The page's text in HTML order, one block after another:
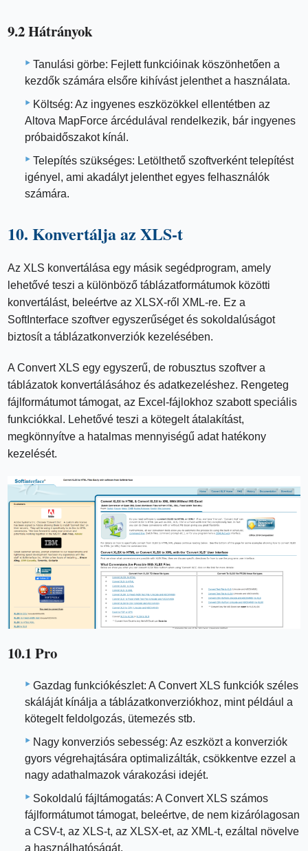
9.2 Hátrányok
Tanulási görbe: Fejlett funkcióinak köszönhetően a
kezdők számára elsőre kihívást jelenthet a használata.
Költség: Az ingyenes eszközökkel ellentétben az
Altova MapForce árcédulával rendelkezik, bár ingyenes
próbaidőszakot kínál.
Telepítés szükséges: Letölthető szoftverként telepítést
igényel, ami akadályt jelenthet egyes felhasználók
számára.
10. Konvertálja az XLS-t
Az XLS konvertálása egy másik segédprogram, amely
lehetővé teszi a különböző táblázatformátumok közötti
konvertálást, beleértve az XLSX-ről XML-re. Ez a
SoftInterface szoftver egyszerűséget és sokoldalúságot
biztosít a táblázatkonverziók kezelésében.
A Convert XLS egy egyszerű, de robusztus szoftver a
táblázatok konvertálásához és adatkezeléshez. Rengeteg
fájlformátumot támogat, az Excel-fájlokhoz szabott speciális
funkciókkal. Lehetővé teszi a kötegelt átalakítást,
megkönnyítve a hatalmas mennyiségű adat hatékony
kezelését.
10.1 Pro
Gazdag funkciókészlet: A Convert XLS funkciók széles
skáláját kínálja a táblázatkonverziókhoz, mint például a
kötegelt feldolgozás, ütemezés stb.
Nagy konverziós sebesség: Az eszközt a konverziók
gyors végrehajtására optimalizálták, csökkentve ezzel a
nagy adathalmazok várakozási idejét.
Sokoldalú fájltámogatás: A Convert XLS számos
fájlformátumot támogat, beleértve, de nem kizárólagosan
a CSV-t, az XLS-t, az XLSX-et, az XML-t, ezáltal növelve
a használhatóságát.